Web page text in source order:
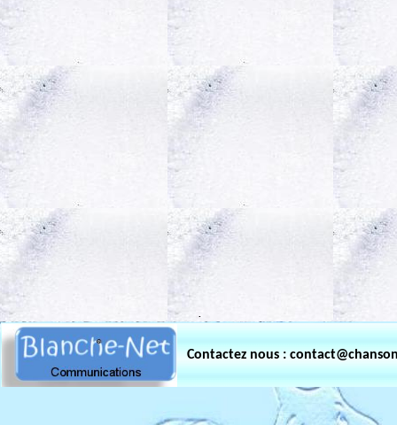
.
Contactez nous :